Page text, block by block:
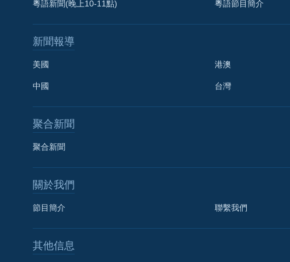
粵語新聞(晚上10-11點) 粵語節目簡介
新聞報導
美國
中國
港澳
台灣
聚合新聞
聚合新聞
關於我們
節目簡介 聯繫我們
其他信息